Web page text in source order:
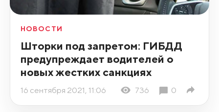
НОВОСТИ
Шторки под запретом: ГИБДД
предупреждает водителей о
новых жестких санкциях
16 сентября 2021, 11:06 736 0